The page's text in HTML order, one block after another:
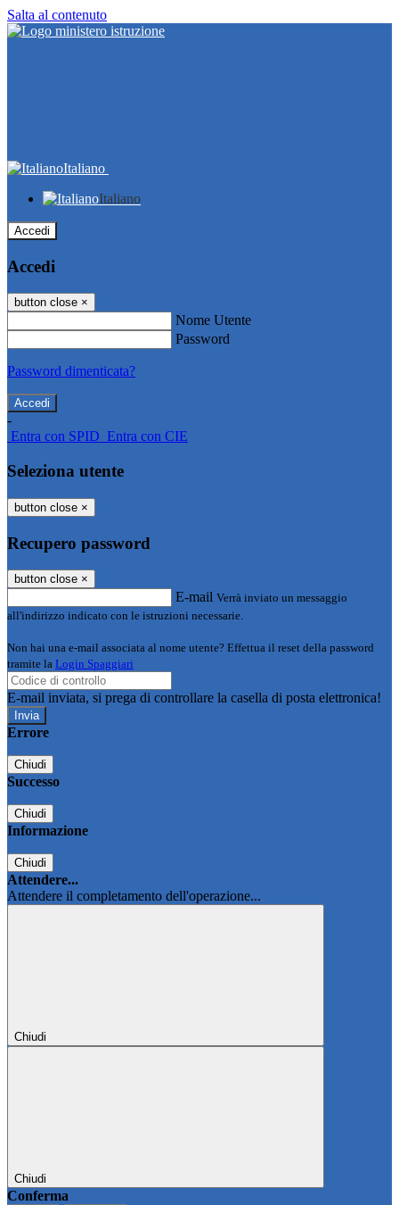
Salta al contenuto
Italiano
Italiano
Accedi
Accedi
button close ×
Nome Utente
Password
Password dimenticata?
-
Entra con SPID Entra con CIE
Seleziona utente
button close ×
Recupero password
button close ×
E-mail Verrà inviato un messaggio
all'indirizzo indicato con le istruzioni necessarie.
Non hai una e-mail associata al nome utente? Effettua il reset della password
tramite la Login Spaggiari
E-mail inviata, si prega di controllare la casella di posta elettronica!
Errore
Chiudi
Successo
Chiudi
Informazione
Chiudi
Attendere...
Attendere il completamento dell'operazione...
Chiudi
Chiudi
Conferma